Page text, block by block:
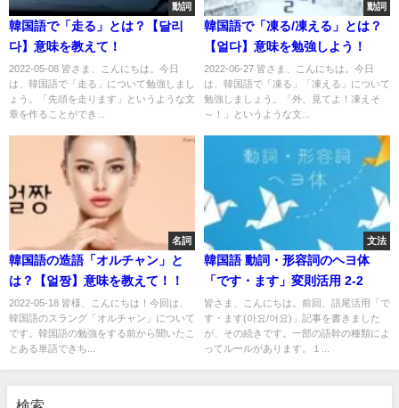
動詞
韓国語で「走る」とは？【달리
다】意味を教えて！
2022-05-08 皆さま、こんにちは。今日
は、韓国語で「走る」について勉強しまし
ょう。「先頭を走ります」というような文
章を作ることができ...
動詞
韓国語で「凍る/凍える」とは？
【얼다】意味を勉強しよう！
2022-06-27 皆さま、こんにちは。今日
は、韓国語で「凍る」「凍える」について
勉強しましょう。「外、見てよ！凍えそ
～！」というような文...
名詞
韓国語の造語「オルチャン」と
は？【얼짱】意味を教えて！！
2022-05-18 皆様、こんにちは！今回は、
韓国語のスラング「オルチャン」について
です。韓国語の勉強をする前から聞いたこ
とある単語できち...
文法
韓国語 動詞・形容詞のヘヨ体
「です・ます」変則活用 2-2
皆さま、こんにちは。前回、語尾活用「で
す・ます(아요/어요)」記事を書きました
が、その続きです。一部の語幹の種類によ
ってルールがあります。１...